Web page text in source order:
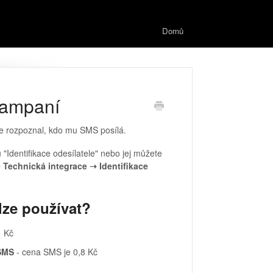
Domů
rozpoznal, kdo mu SMS posílá.
odesílatele" nebo jej můžete
integrace ➝ Identifikace
používat?
Kč
- cena SMS je 0,8 Kč